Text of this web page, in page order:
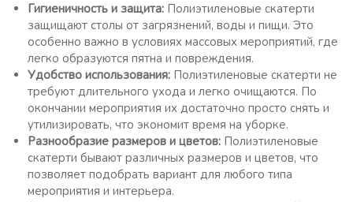
Гигиеничность и защита: Полиэтиленовые скатерти
защищают столы от загрязнений, воды и пищи. Это
особенно важно в условиях массовых мероприятий, где
легко образуются пятна и повреждения.
Удобство использования: Полиэтиленовые скатерти не
требуют длительного ухода и легко очищаются. По
окончании мероприятия их достаточно просто снять и
утилизировать, что экономит время на уборке.
Разнообразие размеров и цветов: Полиэтиленовые
скатерти бывают различных размеров и цветов, что
позволяет подобрать вариант для любого типа
мероприятия и интерьера.